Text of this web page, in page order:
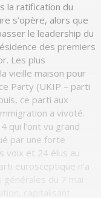
la ratification du
s’opère, alors que
le leadership du
des premiers
Les plus
vieille maison pour
Party (UKIP – parti
ce parti aux
a vivoté.
qui l’ont vu grand
par une forte
voix et 24 élus au
eurosceptique n’a
du 7 mai